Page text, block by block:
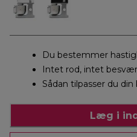
Du bestemmer
Intet rod, intet besvær
Sådan tilpasser du din
Læg i